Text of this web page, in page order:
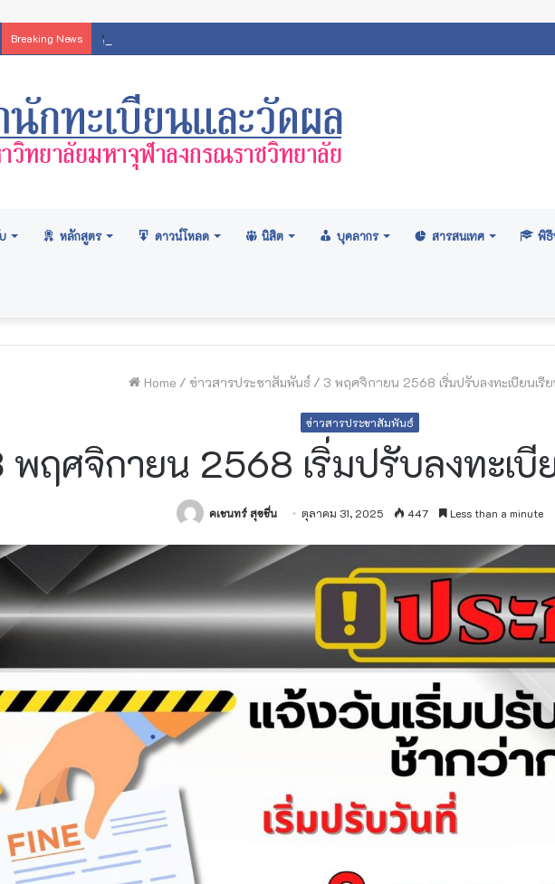
Breaking News
หลักสูตร ดาวน์โหลด นิสิต บุคลากร สารสนเทศ พิ
Home / ข่าวสารประชาสัมพันธ์ / 3 พฤศจิกายน 2568 เริ่มปรับลงทะเบียนเรี
ข่าวสารประชาสัมพันธ์
พฤศจิกายน 2568 เริ่มปรับลงทะเบี
คเชนทร์ สุขชื่น ตุลาคม 31, 2025 447 Less than a minute